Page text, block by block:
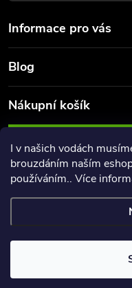
I v našich vodách
brouzdáním naším
používáním.. Více
Informace pro vás
Blog
Nákupní košík
Copyright 2026